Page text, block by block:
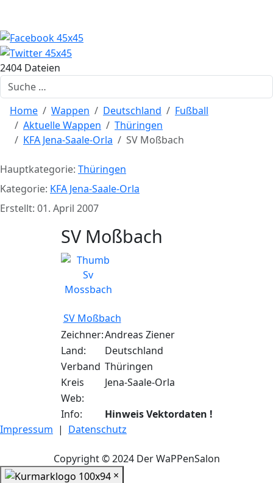
2404 Dateien
Suchen
Home Wappen Deutschland
Fußball
Aktuelle Wappen
Thüringen
KFA Jena-Saale-Orla
SV Moßbach
Hauptkategorie: Thüringen
Kategorie: KFA Jena-Saale-Orla
Erstellt: 01. April 2007
SV Moßbach
SV Moßbach
Zeichner:Andreas Ziener
Land:
Deutschland
Verband Thüringen
Kreis
Jena-Saale-Orla
Web:
Info:
Hinweis Vektordaten !
Impressum | Datenschutz
Copyright © 2024 Der WaPPenSalon
×